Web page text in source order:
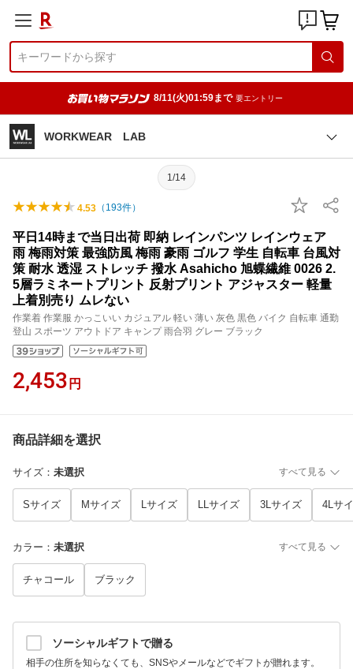
8/11(火)01:59まで 要エントリー
WORKWEAR LAB
1/14
4.53 （ 193件）
平日14時まで当日出荷 即納 レインパンツ レインウェア
雨 梅雨対策 最強防風 梅雨 豪雨 ゴルフ 学生 自転車 台風対
策 耐水 透湿 ストレッチ 撥水 Asahicho 旭蝶繊維 0026 2.
5層ラミネートプリント 反射プリント アジャスター 軽量
上着別売り ムレない
作業着 作業服 かっこいい カジュアル 軽い 薄い 灰色 黒色 バイク 自転車 通勤
登山 スポーツ アウトドア キャンプ 雨合羽 グレー ブラック
2,453 円
商品詳細を選択
サイズ ： 未選択 すべて見る
Sサイズ Mサイズ Lサイズ LLサイズ 3Lサイズ 4Lサ
カラー ： 未選択 すべて見る
チャコール ブラック
ソーシャルギフトで贈る
相手の住所を知らなくても、SNSやメールなどでギフトが贈れます。